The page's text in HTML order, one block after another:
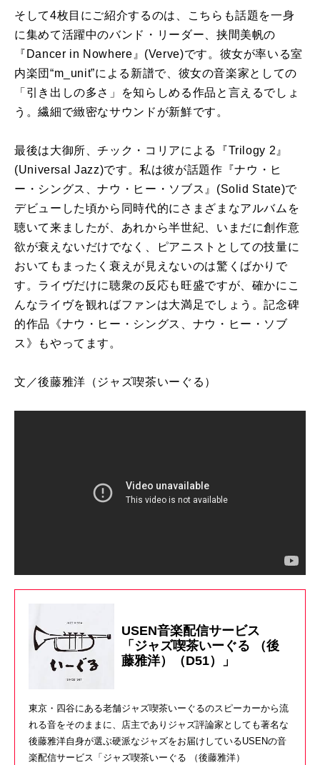
そして4枚目にご紹介するのは、こちらも話題を一身
に集めて活躍中のバンド・リーダー、挟間美帆の
『 Dancer in Nowhere 』 (Verve)です。彼女が率いる室
内楽団“m_unit”による新譜で、彼女の音楽家としての
「引き出しの多さ」を知らしめる作品と言えるでしょ
う。繊細で緻密なサウンドが新鮮です。
最後は大御所、チック・コリアによる『Trilogy 2 』
(Universal Jazz)です。私は彼が話題作『ナウ・ヒ
ー・シングス、ナウ・ヒー・ソブス』 (Solid State)で
デビューした頃から同時代的にさまざまなアルバムを
聴いて来ましたが、あれから半世紀、いまだに創作意
欲が衰えないだけでなく、ピアニストとしての技量に
おいてもまったく衰えが見えないのは驚くばかりで
す。ライヴだけに聴衆の反応も旺盛ですが、確かにこ
んなライヴを観ればファンは大満足でしょう。記念碑
的作品《ナウ・ヒー・シングス、ナウ・ヒー・ソブ
ス》もやってます。
文／後藤雅洋 （ジャズ喫茶いーぐる）
USEN音楽配信サービス
「ジャズ喫茶いーぐる （後
藤雅洋）（D51）」
東京・四谷にある老舗ジャズ喫茶いーぐるのスピーカーから流
れる音をそのままに、店主でありジャズ評論家としても著名な
後藤雅洋自身が選ぶ硬派なジャズをお届けしているUSENの音
楽配信サービス「ジャズ喫茶いーぐる （後藤雅洋）